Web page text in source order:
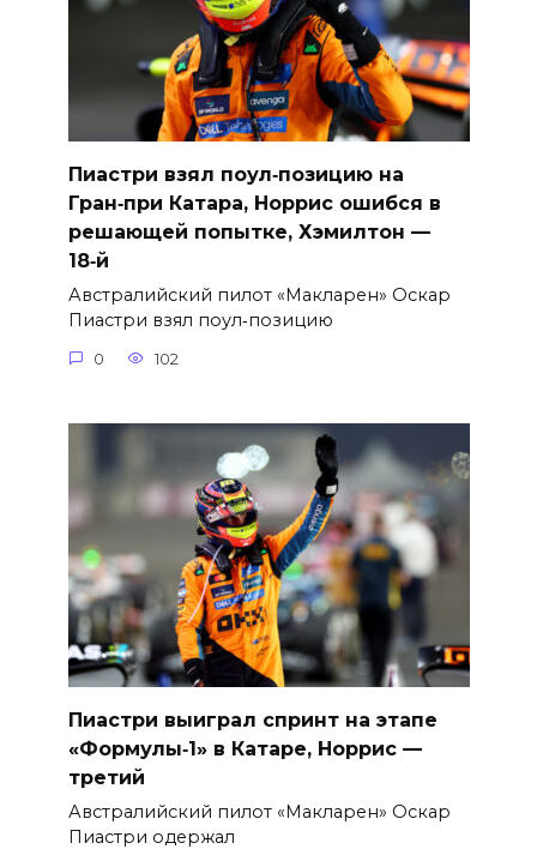
Пиастри взял поул‑позицию на
Гран‑при Катара, Норрис ошибся в
решающей попытке, Хэмилтон —
18‑й
Австралийский пилот «Макларен» Оскар
Пиастри взял поул‑позицию
0 102
Пиастри выиграл спринт на этапе
«Формулы‑1» в Катаре, Норрис —
третий
Австралийский пилот «Макларен» Оскар
Пиастри одержал